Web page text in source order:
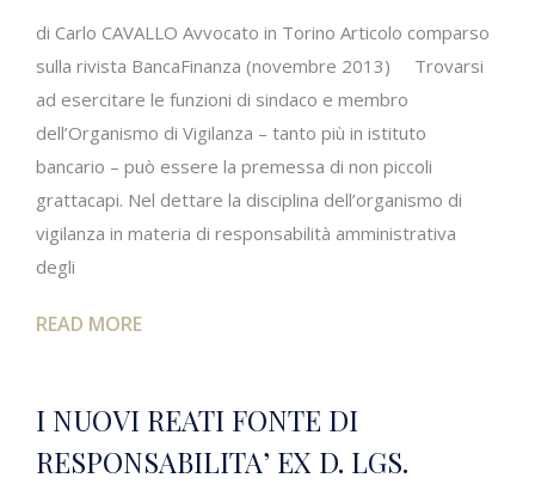
di Carlo CAVALLO Avvocato in Torino Articolo comparso
sulla rivista BancaFinanza (novembre 2013) Trovarsi
ad esercitare le funzioni di sindaco e membro
dell’Organismo di Vigilanza – tanto più in istituto
bancario – può essere la premessa di non piccoli
grattacapi. Nel dettare la disciplina dell’organismo di
vigilanza in materia di responsabilità amministrativa
degli
READ MORE
I NUOVI REATI FONTE DI
RESPONSABILITA’ EX D. LGS.